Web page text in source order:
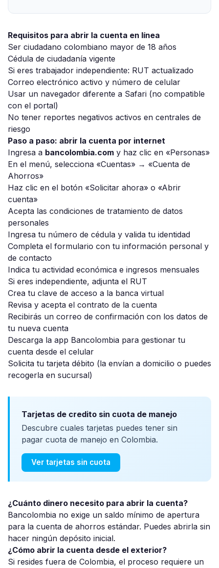
Requisitos para abrir la cuenta en línea
Ser ciudadano colombiano mayor de 18 años
Cédula de ciudadanía vigente
Si eres trabajador independiente: RUT actualizado
Correo electrónico activo y número de celular
Usar un navegador diferente a Safari (no compatible
con el portal)
No tener reportes negativos activos en centrales de
riesgo
Paso a paso: abrir la cuenta por internet
Ingresa a bancolombia.com y haz clic en «Personas»
En el menú, selecciona «Cuentas» → «Cuenta de
Ahorros»
Haz clic en el botón «Solicitar ahora» o «Abrir
cuenta»
Acepta las condiciones de tratamiento de datos
personales
Ingresa tu número de cédula y valida tu identidad
Completa el formulario con tu información personal y
de contacto
Indica tu actividad económica e ingresos mensuales
Si eres independiente, adjunta el RUT
Crea tu clave de acceso a la banca virtual
Revisa y acepta el contrato de la cuenta
Recibirás un correo de confirmación con los datos de
tu nueva cuenta
Descarga la app Bancolombia para gestionar tu
cuenta desde el celular
Solicita tu tarjeta débito (la envían a domicilio o puedes
recogerla en sucursal)
Tarjetas de credito sin cuota de manejo
Descubre cuales tarjetas puedes tener sin
pagar cuota de manejo en Colombia.
Ver tarjetas sin cuota
¿Cuánto dinero necesito para abrir la cuenta?
Bancolombia no exige un saldo mínimo de apertura
para la cuenta de ahorros estándar. Puedes abrirla sin
hacer ningún depósito inicial.
¿Cómo abrir la cuenta desde el exterior?
Si resides fuera de Colombia, el proceso requiere un